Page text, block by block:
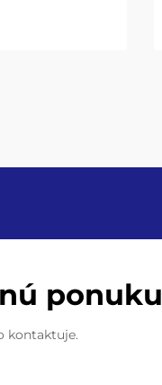
s
firmy
ponuku
kontaktuje.